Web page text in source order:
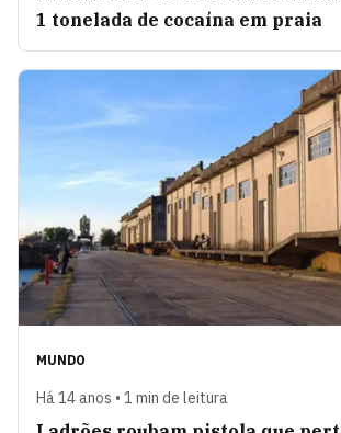
1 tonelada de cocaína em praia
MUNDO
Há 14 anos • 1 min de leitura